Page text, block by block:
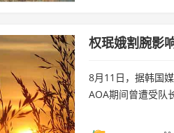
权珉娥割腕影
8月11日，据韩国
AOA期间曾遭受队